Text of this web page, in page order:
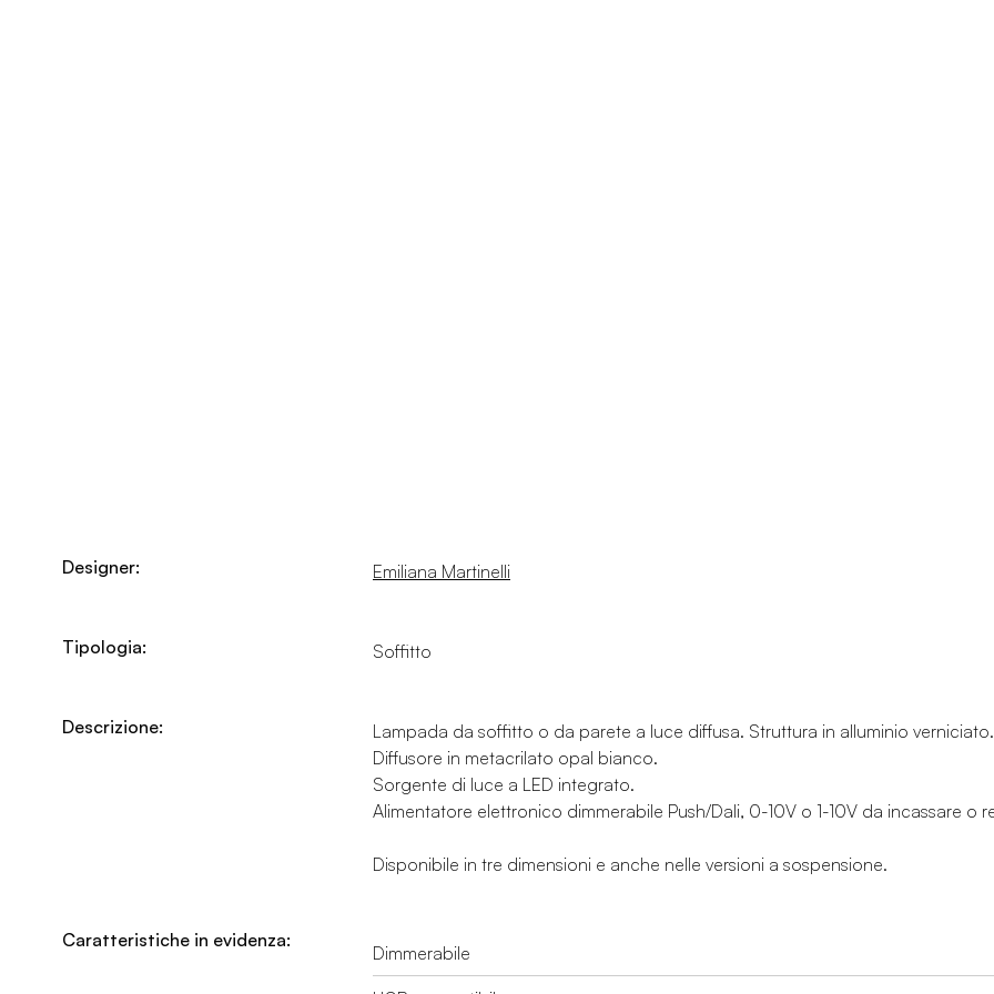
Designer: Emiliana Martinelli
Tipologia: Soffitto
Descrizione:
Lampada da soffitto o da parete a luce diffusa. Struttura in alluminio verniciato.
Diffusore in metacrilato opal bianco.
Sorgente di luce a LED integrato.
Alimentatore elettronico dimmerabile Push/Dali, 0-10V o 1-10V da incassare o
Disponibile in tre dimensioni e anche nelle versioni a sospensione.
Caratteristiche in evidenza:
Dimmerabile